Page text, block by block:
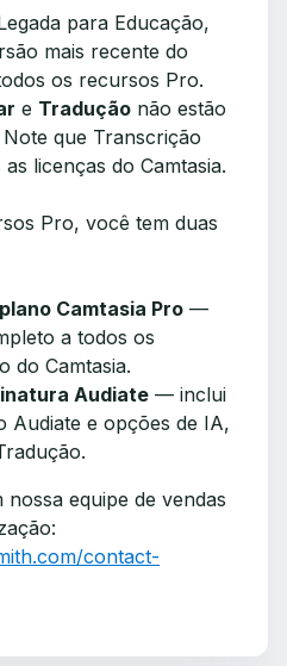
para Educação,
mais recente do
os recursos Pro.
e Tradução não estão
que Transcrição
licenças do Camtasia.
Pro, você tem duas
Camtasia Pro —
a todos os
do Camtasia.
Audiate — inclui
Audiate e opções de IA,
equipe de vendas
contact-